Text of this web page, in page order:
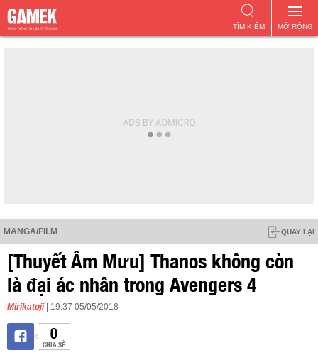
MỞ RỘNG
TÌM KIẾM
MANGA/FILM QUAY LẠI
[Thuyết Âm Mưu] Thanos không còn
là đại ác nhân trong Avengers 4
Mirikatoji | 19:37 05/05/2018
0
CHIA SẺ